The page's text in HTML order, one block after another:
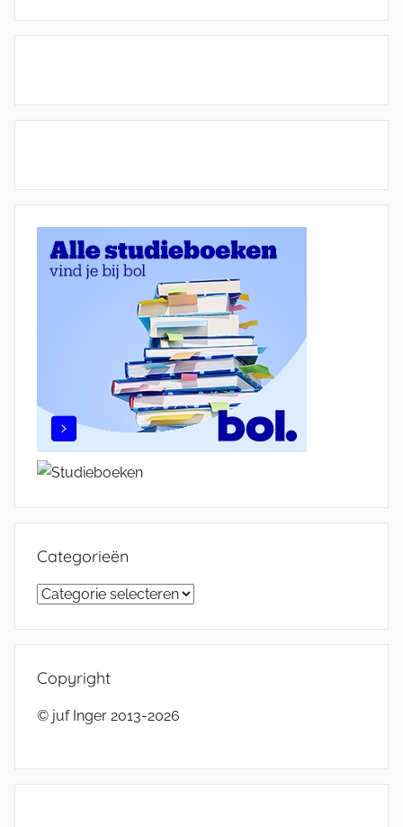
Categorieën
Categorieën
Copyright
© juf Inger 2013-2026